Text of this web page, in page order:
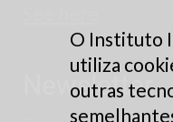
Newsletter
O Instituto
utiliza
outras